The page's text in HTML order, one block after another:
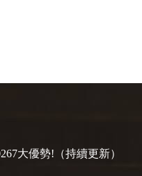
大優勢!（持續更新）